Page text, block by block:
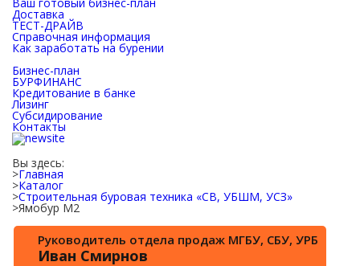
Доставка
ТЕСТ-ДРАЙВ
Справочная информация
Как заработать на бурении
Как заработать на бурении
Бизнес-план
БУРФИНАНС
Кредитование в банке
Лизинг
Субсидирование
Контакты
Вы здесь:
Главная
Каталог
Строительная буровая техника «СВ, УБШМ, УСЗ»
Ямобур М2
Руководитель отдела продаж МГБУ, СБУ, УРБ
Иван Смирнов